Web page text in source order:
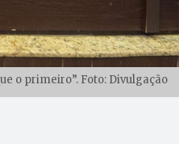
o primeiro”. Foto: Divulgação